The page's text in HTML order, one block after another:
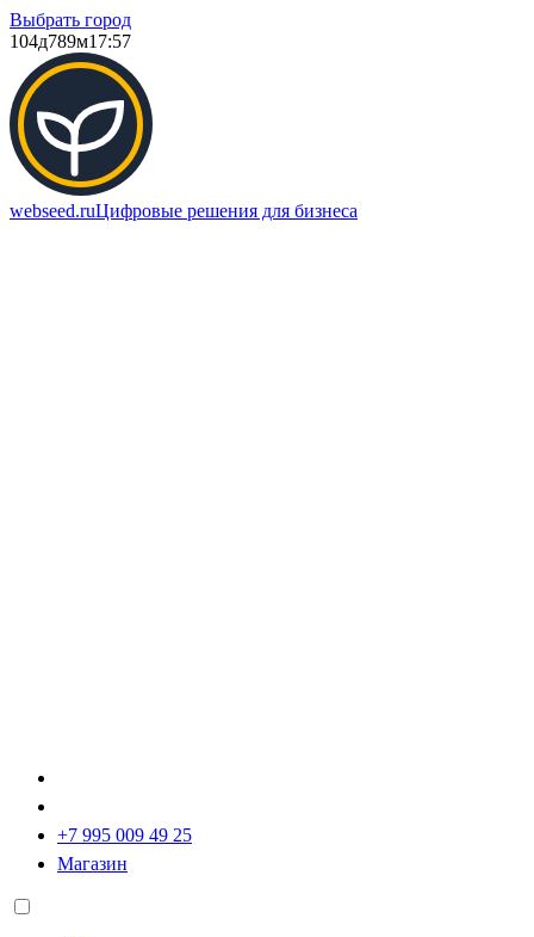
Выбрать город
104д789м17:57
webseed.ruЦифровые решения для бизнеса
+7 995 009 49 25
Магазин